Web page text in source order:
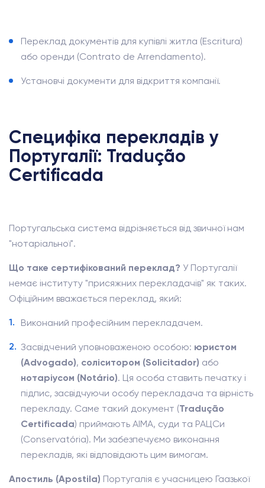
Переклад документів для купівлі житла (Escritura)
або оренди (Contrato de Arrendamento).
Установчі документи для відкриття компанії.
Специфіка перекладів у
Португалії: Tradução
Certificada
Португальська система відрізняється від звичної нам
"нотаріальної".
Що таке сертифікований переклад? У Португалії
немає інституту "присяжних перекладачів" як таких.
Офіційним вважається переклад, який:
Виконаний професійним перекладачем.
Засвідчений уповноваженою особою: юристом
(Advogado), соліситором (Solicitador) або
нотаріусом (Notário). Ця особа ставить печатку і
підпис, засвідчуючи особу перекладача та вірність
перекладу. Саме такий документ (Tradução
Certificada) приймають AIMA, суди та РАЦСи
(Conservatória). Ми забезпечуємо виконання
перекладів, які відповідають цим вимогам.
Апостиль (Apostila) Португалія є учасницею Гаазької